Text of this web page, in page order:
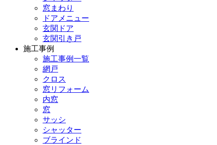
窓まわり
ドアメニュー
玄関ドア
玄関引き戸
施工事例
施工事例一覧
網戸
クロス
窓リフォーム
内窓
窓
サッシ
シャッター
ブラインド